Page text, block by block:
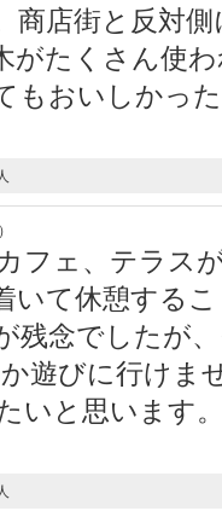
商店街と反対
がたくさん使
もおいしかっ
人
フェ、テラス
いて休憩する
残念でしたが
遊びに行けま
いと思います
人